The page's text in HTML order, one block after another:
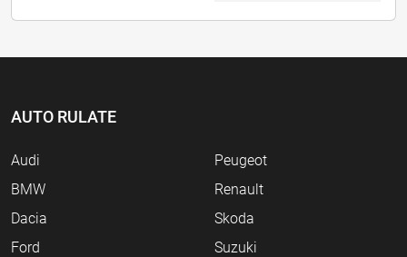
AUTO RULATE
Audi
BMW
Dacia
Ford
Peugeot
Renault
Skoda
Suzuki